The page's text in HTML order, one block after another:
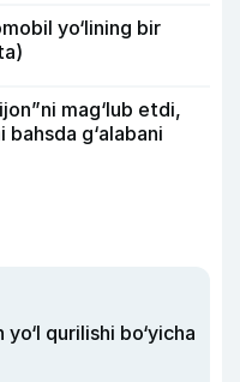
yo‘lining bir
mag‘lub etdi,
bahsda g‘alabani
qurilishi bo‘yicha